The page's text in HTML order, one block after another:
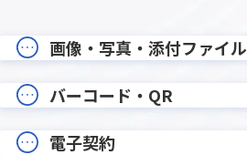
画像・写真・添付ファイル
バーコード・QR
電子契約